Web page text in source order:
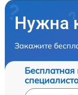
Нужна
Закажите
Бесплатная